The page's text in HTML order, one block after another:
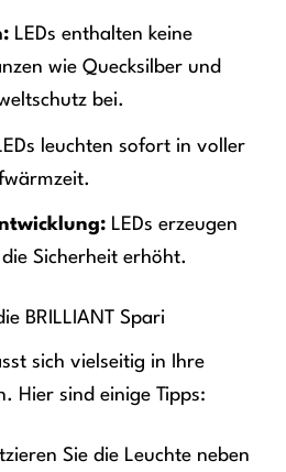
LEDs enthalten keine
wie Quecksilber und
bei.
leuchten sofort in voller
LEDs erzeugen
Sicherheit erhöht.
BRILLIANT Spari
sich vielseitig in Ihre
Hier sind einige Tipps:
Sie die Leuchte neben